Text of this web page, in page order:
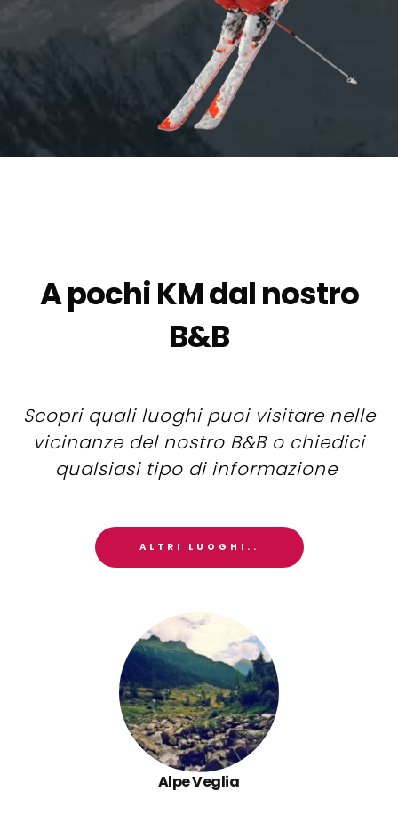
A pochi KM dal nostro
B&B
Scopri quali luoghi puoi visitare nelle
vicinanze del nostro B&B o chiedici
qualsiasi tipo di informazione
ALTRI LUOGHI..
Alpe Veglia